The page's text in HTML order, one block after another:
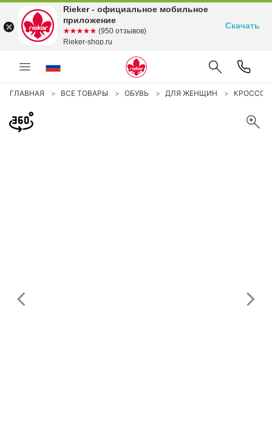
ГЛАВНАЯ ВСЕ ТОВАРЫ ОБУВЬ ДЛЯ ЖЕНЩИН
Предыдущий
Rieker - официальное мобильное
приложение
☆☆☆☆☆
★★★★★ (950 отзывов)
Rieker-shop.ru
Скачать